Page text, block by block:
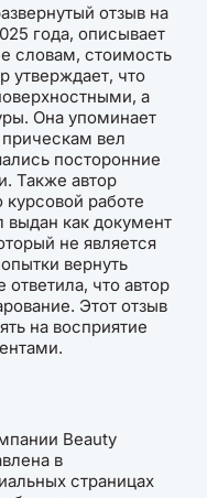
отзыв на
года, описывает
словам, стоимость
утверждает, что
а
Она упоминает
прическам вел
посторонние
Также автор
курсовой работе
выдан как документ
не является
вернуть
что автор
Этот отзыв
на восприятие
Beauty
в
страницах